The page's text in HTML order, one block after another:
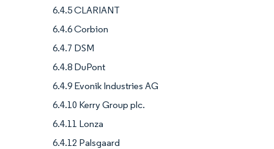
6.4.5 CLARIANT
6.4.6 Corbion
6.4.7 DSM
6.4.8 DuPont
6.4.9 Evonik Industries AG
6.4.10 Kerry Group plc.
6.4.11 Lonza
6.4.12 Palsgaard